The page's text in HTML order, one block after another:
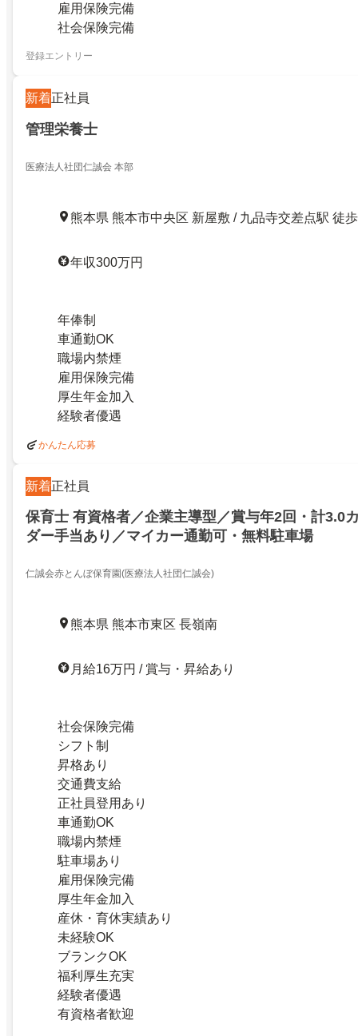
雇用保険完備
社会保険完備
登録エントリー
新着正社員
管理栄養士
医療法人社団仁誠会 本部
熊本県 熊本市中央区 新屋敷 / 九品寺交差点駅 徒
年収300万円
年俸制
車通勤OK
職場内禁煙
雇用保険完備
厚生年金加入
経験者優遇
かんたん応募
新着正社員
保育士 有資格者／企業主導型／賞与年2回・計3.0
ダー手当あり／マイカー通勤可・無料駐車場
仁誠会赤とんぼ保育園(医療法人社団仁誠会)
熊本県 熊本市東区 長嶺南
月給16万円 / 賞与・昇給あり
社会保険完備
シフト制
昇格あり
交通費支給
正社員登用あり
車通勤OK
職場内禁煙
駐車場あり
雇用保険完備
厚生年金加入
産休・育休実績あり
未経験OK
ブランクOK
福利厚生充実
経験者優遇
有資格者歓迎